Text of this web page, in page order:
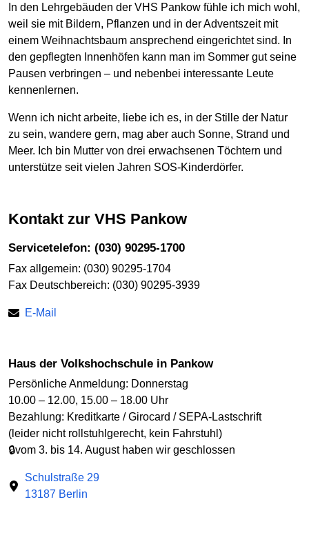
In den Lehrgebäuden der VHS Pankow fühle ich mich wohl,
weil sie mit Bildern, Pflanzen und in der Adventszeit mit
einem Weihnachtsbaum ansprechend eingerichtet sind. In
den gepflegten Innenhöfen kann man im Sommer gut seine
Pausen verbringen – und nebenbei interessante Leute
kennenlernen.
Wenn ich nicht arbeite, liebe ich es, in der Stille der Natur
zu sein, wandere gern, mag aber auch Sonne, Strand und
Meer. Ich bin Mutter von drei erwachsenen Töchtern und
unterstütze seit vielen Jahren SOS-Kinderdörfer.
Kontakt zur VHS Pankow
Servicetelefon: (030) 90295-1700
Fax allgemein: (030) 90295-1704
Fax Deutschbereich: (030) 90295-3939
E-Mail
Haus der Volkshochschule in Pankow
Persönliche Anmeldung: Donnerstag
10.00 – 12.00, 15.00 – 18.00 Uhr
Bezahlung: Kreditkarte / Girocard / SEPA-Lastschrift
(leider nicht rollstuhlgerecht, kein Fahrstuhl)
🔒vom 3. bis 14. August haben wir geschlossen
Schulstraße 29
13187 Berlin